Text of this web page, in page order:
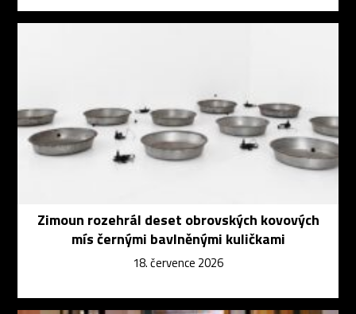
Zimoun rozehrál deset obrovských kovových
mís černými bavlněnými kuličkami
18. července 2026